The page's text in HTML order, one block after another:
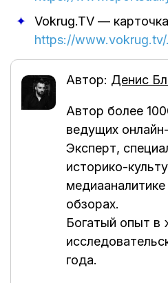
Vokrug.TV —
https://
Автор: Денис
Автор более
ведущих
Эксперт,
историко-
обзорах.
Богатый опыт в
года.